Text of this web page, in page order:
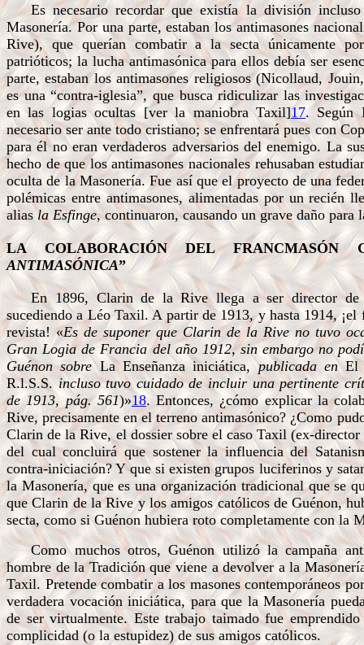
Es necesario recordar que existía la división
Masonería. Por una parte, estaban los antimasones
Rive), que querían combatir a la secta únicamente
patrióticos; la lucha antimasónica para ellos debía ser
parte, estaban los antimasones religiosos (Nicollaud,
es una “contra-iglesia”, que busca ridiculizar las
en las logias ocultas [ver la maniobra Taxil]17. Según
necesario ser ante todo cristiano; se enfrentará pues con
para él no eran verdaderos adversarios del enemigo. La
hecho de que los antimasones nacionales rehusaban
oculta de la Masonería. Fue así que el proyecto de una
polémicas entre antimasones, alimentadas por un recién
aliasla Esfinge, continuaron, causando un grave daño para
LA COLABORACIÓN DEL FRANCMASÓN
ANTIMASÓNICA”
En 1896, Clarin de la Rive llega a ser director
sucediendo a Léo Taxil. A partir de 1913, y hasta 1914, ¡el
revista! «Es de suponer que Clarin de la Rive no tuvo
Gran Logia de Francia del año 1912, sin embargo no
Guénon sobreLa Enseñanza iniciática, publicada enEl
R.l.S.S. incluso tuvo cuidado de incluir una pertinente
de 1913, pág. 561)»18. Entonces, ¿cómo explicar la
Rive, precisamente en el terreno antimasónico? ¿Como
Clarin de la Rive, el dossier sobre el caso Taxil (ex-
del cual concluirá que sostener la influencia del
contra-iniciación? Y que si existen grupos luciferinos y
la Masonería, que es una organización tradicional que se
que Clarin de la Rive y los amigos católicos de Guénon,
secta, como si Guénon hubiera roto completamente con la
Como muchos otros, Guénon utilizó la campaña
hombre de la Tradición que viene a devolver a la
Taxil. Pretende combatir a los masones contemporáneos
verdadera vocación iniciática, para que la Masonería
de ser virtualmente. Este trabajo taimado fue
complicidad (o la estupidez) de sus amigos católicos.